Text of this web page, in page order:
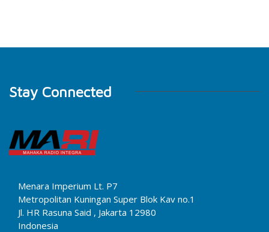
Stay Connected
Menara Imperium Lt. P7
Metropolitan Kuningan Super Blok Kav no.1
Jl. HR Rasuna Said , Jakarta 12980
Indonesia